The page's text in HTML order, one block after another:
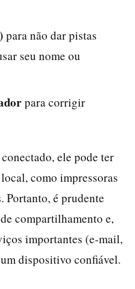
para não dar pistas
seu nome ou
para corrigir
ele pode ter
como impressoras
Portanto, é prudente
compartilhamento e,
importantes (e-mail,
dispositivo confiável.